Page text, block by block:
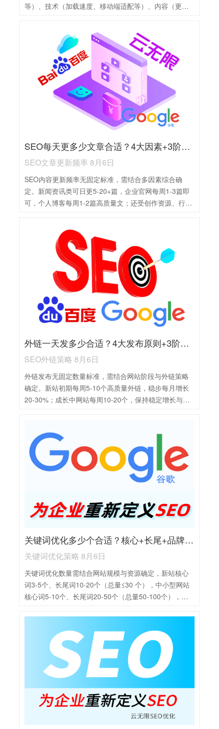
等）、技术（加载速度、移动端适配等）、内容（更新
间接作用，既反映SEO策略有效性，又能精准指导优化
方向，建立综合考核体系并定期监测，是提升SEO效果
SEO每天更多少文章合适？4大因素+3阶段精准建议
SEO文章更新频率 8月6日
SEO内容更新频率无固定标准，需结合多因素综合确
定。新闻资讯类可日更5-20+篇，企业官网每周1-3篇即
可，个人博客每周1-2篇高质量文；还受创作资源、行业
整，核心是稳定频率优先于数量，且必须坚守内容质量
外链一天发多少合适？4大发布原则+3阶段精准数量建议
SEO外链策略 8月6日
外链发布无固定数量标准，需结合网站阶段与外链策略
确定。新站初期每周5-10个高质量外链，稳步每月增长
20-30%；成长中网站每周10-20个，保持稳定增长与多
长期稳定策略，规避作弊行为，避免短期数量剧烈波动
关键词优化多少个合适？核心+长尾+品牌词策略全解析
关键词优化策略 8月6日
关键词优化数量需结合网站规模与资源确定，新站核心
词3-5个、长尾词10-20个（总量≤30 个），中小型网站
核心词5-10个、长尾词20-50个（总量50-100个），大
100+个）。不同类型关键词策略不同，核心词需重点攻
首页、堆优质外链，长尾词靠内容页快速见效，品牌词
需保护排名，建议采用 “核心 + 长尾” 组合策略动态调